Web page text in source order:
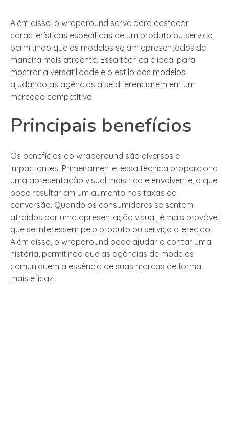
Além disso, o wraparound serve para destacar
características específicas de um produto ou serviço,
permitindo que os modelos sejam apresentados de
maneira mais atraente. Essa técnica é ideal para
mostrar a versatilidade e o estilo dos modelos,
ajudando as agências a se diferenciarem em um
mercado competitivo.
Principais benefícios
Os benefícios do wraparound são diversos e
impactantes. Primeiramente, essa técnica proporciona
uma apresentação visual mais rica e envolvente, o que
pode resultar em um aumento nas taxas de
conversão. Quando os consumidores se sentem
atraídos por uma apresentação visual, é mais provável
que se interessem pelo produto ou serviço oferecido.
Além disso, o wraparound pode ajudar a contar uma
história, permitindo que as agências de modelos
comuniquem a essência de suas marcas de forma
mais eficaz.